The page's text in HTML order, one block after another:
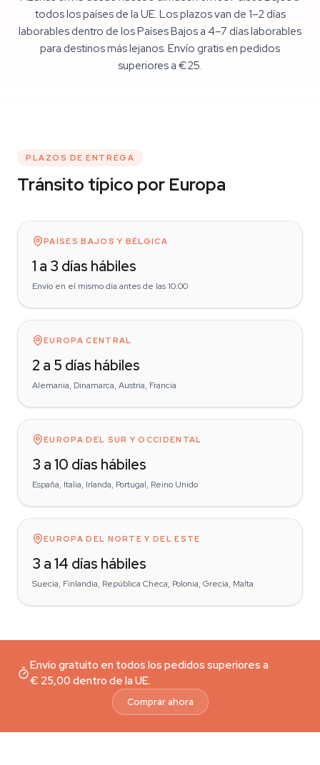
todos los países de la UE. Los plazos van de 1–2 días
laborables dentro de los Países Bajos a 4–7 días laborables
para destinos más lejanos. Envío gratis en pedidos
superiores a €25.
PLAZOS DE ENTREGA
Tránsito típico por Europa
PAÍSES BAJOS Y BÉLGICA
1 a 3 días hábiles
Envío en el mismo día antes de las 10:00
EUROPA CENTRAL
2 a 5 días hábiles
Alemania, Dinamarca, Austria, Francia
EUROPA DEL SUR Y OCCIDENTAL
3 a 10 días hábiles
España, Italia, Irlanda, Portugal, Reino Unido
EUROPA DEL NORTE Y DEL ESTE
3 a 14 días hábiles
Suecia, Finlandia, República Checa, Polonia, Grecia, Malta
Envío gratuito en todos los pedidos superiores a
€ 25,00 dentro de la UE.
Comprar ahora